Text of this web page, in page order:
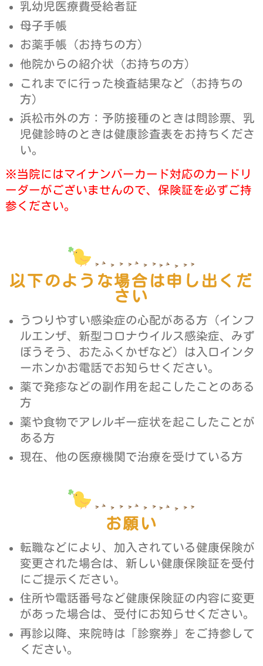
乳幼児医療費受給者証
母子手帳
お薬手帳（お持ちの方）
他院からの紹介状（お持ちの方）
これまでに行った検査結果など（お持ちの
方）
浜松市外の方：予防接種のときは問診票、乳
児健診時のときは健康診査表をお持ちくださ
い。
※当院にはマイナンバーカード対応のカードリ
ーダーがございませんので、保険証を必ずご持
参ください。
以下のような場合は申し出くだ
さい
うつりやすい感染症の心配がある方（インフ
ルエンザ、新型コロナウイルス感染症、みず
ぼうそう、おたふくかぜなど）は入口インタ
ーホンかお電話でお知らせください。
薬で発疹などの副作用を起こしたことのある
方
薬や食物でアレルギー症状を起こしたことが
ある方
現在、他の医療機関で治療を受けている方
お願い
転職などにより、加入されている健康保険が
変更された場合は、新しい健康保険証を受付
にご提示ください。
住所や電話番号など健康保険証の内容に変更
があった場合は、受付にお知らせください。
再診以降、来院時は「診察券」をご持参して
ください。